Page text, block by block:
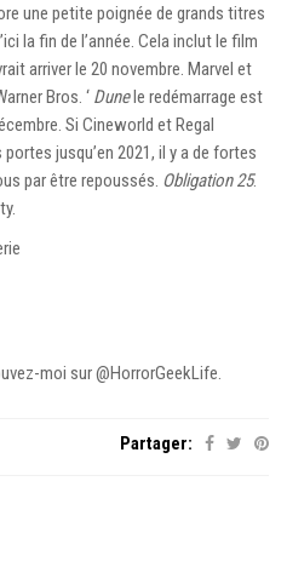
une petite poignée de grands titres
la fin de l’année. Cela inclut le film
arriver le 20 novembre. Marvel et
Bros. ‘ Dunele redémarrage est
Si Cineworld et Regal
jusqu’en 2021, il y a de fortes
par être repoussés. Obligation 25.
moi sur @HorrorGeekLife.
Partager: